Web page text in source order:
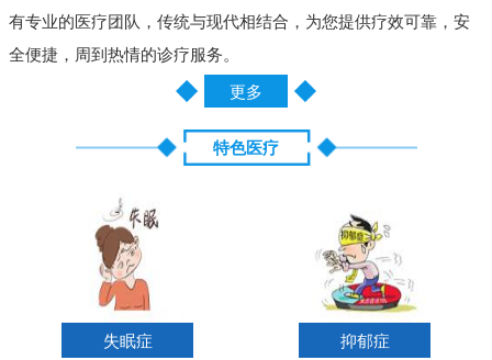
有专业的医疗团队，传统与现代相结合，为您提供疗效可靠，安
全便捷，周到热情的诊疗服务。
更多
特色医疗
失眠症 抑郁症